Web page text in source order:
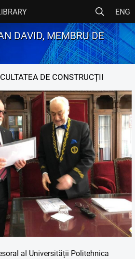
ENG
DAVID, MEMBRU DE
DE CONSTRUCȚII
al Universității Politehnica